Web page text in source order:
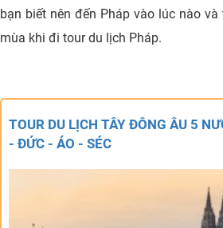
bạn biết nên đến Pháp vào lúc nào
mùa khi đi tour du lịch Pháp.
TOUR DU LỊCH TÂY ĐÔNG ÂU 5
- ĐỨC - ÁO - SÉC